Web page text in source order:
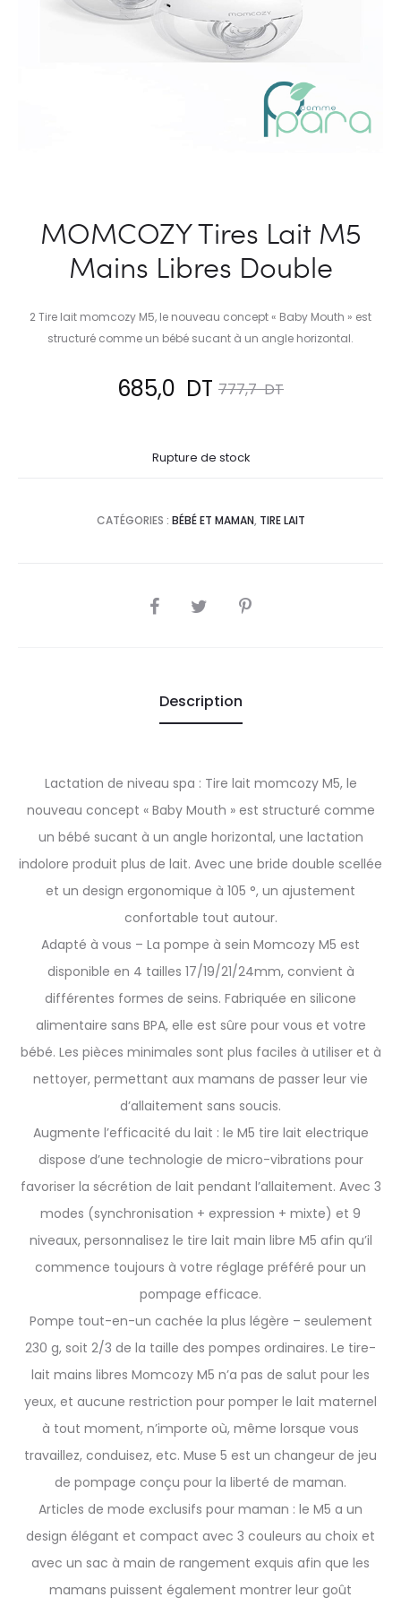
MOMCOZY Tires Lait M5
Mains Libres Double
2 Tire lait momcozy M5, le nouveau concept « Baby Mouth » est
structuré comme un bébé sucant à un angle horizontal.
777,7DT
Le
initial
était :
DT.
685,0 DT
est :
Rupture de stock
CATÉGORIES : BÉBÉ ET MAMAN, TIRE LAIT
SHARE
Description
Lactation de niveau spa : Tire lait momcozy M5, le
nouveau concept « Baby Mouth » est structuré comme
un bébé sucant à un angle horizontal, une lactation
indolore produit plus de lait. Avec une bride double scellée
et un design ergonomique à 105 °, un ajustement
confortable tout autour.
Adapté à vous – La pompe à sein Momcozy M5 est
disponible en 4 tailles 17/19/21/24mm, convient à
différentes formes de seins. Fabriquée en silicone
alimentaire sans BPA, elle est sûre pour vous et votre
bébé. Les pièces minimales sont plus faciles à utiliser et à
nettoyer, permettant aux mamans de passer leur vie
d’allaitement sans soucis.
Augmente l’efficacité du lait : le M5 tire lait electrique
dispose d’une technologie de micro-vibrations pour
favoriser la sécrétion de lait pendant l’allaitement. Avec 3
modes (synchronisation + expression + mixte) et 9
niveaux, personnalisez le tire lait main libre M5 afin qu’il
commence toujours à votre réglage préféré pour un
pompage efficace.
Pompe tout-en-un cachée la plus légère – seulement
230 g, soit 2/3 de la taille des pompes ordinaires. Le tire-
lait mains libres Momcozy M5 n’a pas de salut pour les
yeux, et aucune restriction pour pomper le lait maternel
à tout moment, n’importe où, même lorsque vous
travaillez, conduisez, etc. Muse 5 est un changeur de jeu
de pompage conçu pour la liberté de maman.
Articles de mode exclusifs pour maman : le M5 a un
design élégant et compact avec 3 couleurs au choix et
avec un sac à main de rangement exquis afin que les
mamans puissent également montrer leur goût